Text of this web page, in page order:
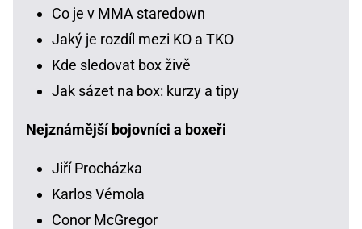
Co je v MMA staredown
Jaký je rozdíl mezi KO a TKO
Kde sledovat box živě
Jak sázet na box: kurzy a tipy
Nejznámější bojovníci a boxeři
Jiří Procházka
Karlos Vémola
Conor McGregor